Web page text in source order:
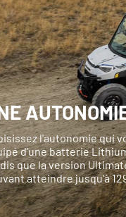
l'autonomie qui
d'une batterie
que la version
atteindre jusqu'à